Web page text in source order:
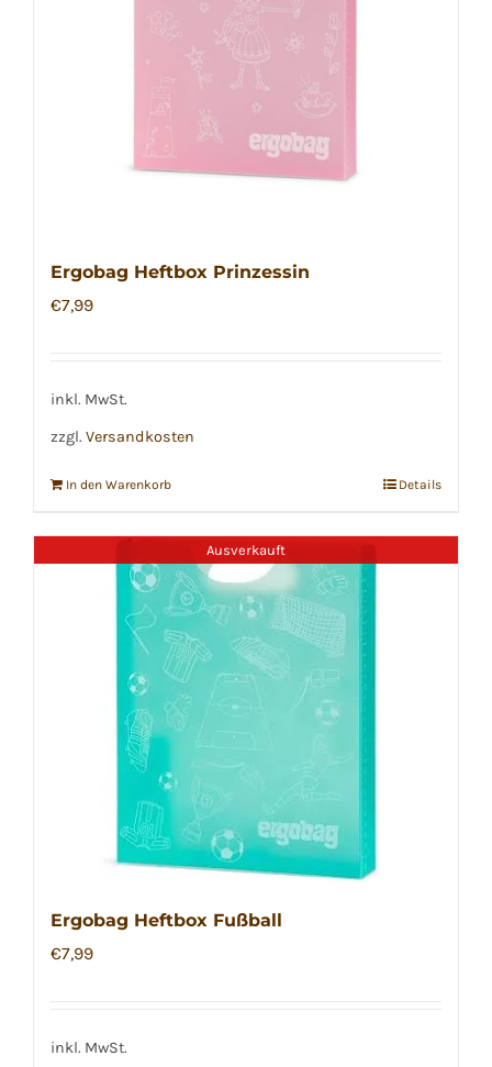
Ergobag Heftbox Prinzessin
€7,99
inkl. MwSt.
zzgl. Versandkosten
In den Warenkorb Details
Ausverkauft
Ergobag Heftbox Fußball
€7,99
inkl. MwSt.